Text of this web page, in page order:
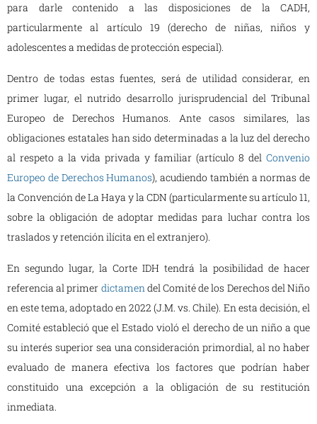
para darle contenido a las disposiciones de la CADH,
particularmente al artículo 19 (derecho de niñas, niños y
adolescentes a medidas de protección especial).
Dentro de todas estas fuentes, será de utilidad considerar, en
primer lugar, el nutrido desarrollo jurisprudencial del Tribunal
Europeo de Derechos Humanos. Ante casos similares, las
obligaciones estatales han sido determinadas a la luz del derecho
al respeto a la vida privada y familiar (artículo 8 del Convenio
Europeo de Derechos Humanos), acudiendo también a normas de
la Convención de La Haya y la CDN (particularmente su artículo 11,
sobre la obligación de adoptar medidas para luchar contra los
traslados y retención ilícita en el extranjero).
En segundo lugar, la Corte IDH tendrá la posibilidad de hacer
referencia al primer dictamendel Comité de los Derechos del Niño
en este tema, adoptado en 2022 (J.M. vs. Chile). En esta decisión, el
Comité estableció que el Estado violó el derecho de un niño a que
su interés superior sea una consideración primordial, al no haber
evaluado de manera efectiva los factores que podrían haber
constituido una excepción a la obligación de su restitución
inmediata.